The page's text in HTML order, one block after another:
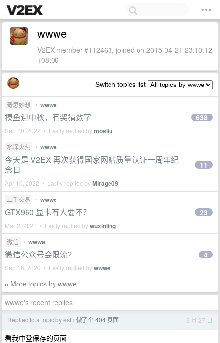
wwwe
V2EX member #112463, joined on 2015-04-21 23:10:12
+08:00
Switch topics list
奇思妙想 • wwwe
摸鱼迎中秋，有奖猜数字
Sep 10, 2022 • Lastly replied bymosliu
638
水深火热 • wwwe
今天是 V2EX 再次获得国家网站质量认证一周年纪
念日
Apr 10, 2022 • Lastly replied byMirage09
11
二手交易 • wwwe
GTX960 显卡有人要不？
Mar 2, 2021 • Lastly replied bywuxinling
23
微信 • wwwe
微信公众号会限流？
Sep 16, 2020 • Lastly replied bywwwe
4
» More topics by wwwe
wwwe's recent replies
Replied to a topic by est › 做了个 404 页面 3 月 27 日
看我中登保存的页面